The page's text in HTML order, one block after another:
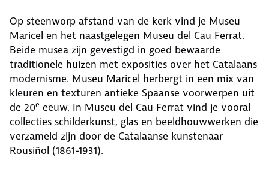
Op steenworp afstand van de kerk vind je Museu
Maricel en het naastgelegen Museu del Cau Ferrat.
Beide musea zijn gevestigd in goed bewaarde
traditionele huizen met exposities over het Catalaans
modernisme. Museu Maricel herbergt in een mix van
kleuren en texturen antieke Spaanse voorwerpen uit
de 20e eeuw. In Museu del Cau Ferrat vind je vooral
collecties schilderkunst, glas en beeldhouwwerken die
verzameld zijn door de Catalaanse kunstenaar
Rousiñol (1861-1931).